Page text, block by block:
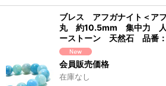
ブレス アフガナイト＜ア
丸 約10.5mm 集中力
ーストーン 天然石 品番
会員販売価格
在庫なし